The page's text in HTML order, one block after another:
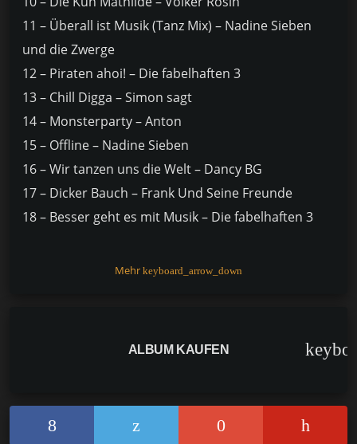
11 – Überall ist Musik (Tanz Mix) – Nadine Sieben
und die Zwerge
12 – Piraten ahoi! – Die fabelhaften 3
13 – Chill Digga – Simon sagt
14 – Monsterparty – Anton
15 – Offline – Nadine Sieben
16 – Wir tanzen uns die Welt – Dancy BG
17 – Dicker Bauch – Frank Und Seine Freunde
18 – Besser geht es mit Musik – Die fabelhaften 3
o
k
h
A
p
m o
Li
k
ei
Mehr keyboard_arrow_down
ALBUM KAUFEN